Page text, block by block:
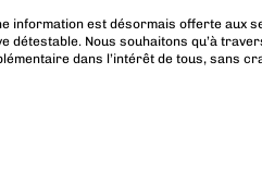
information est désormais offerte aux
détestable. Nous souhaitons qu’à
dans l’intérêt de tous, sans